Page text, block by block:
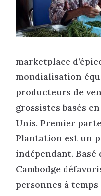
marketplace
mondialisation
producteurs de
grossistes basés
Unis. Premier
Plantation est un
indépendant. Basé
Cambodge
personnes à